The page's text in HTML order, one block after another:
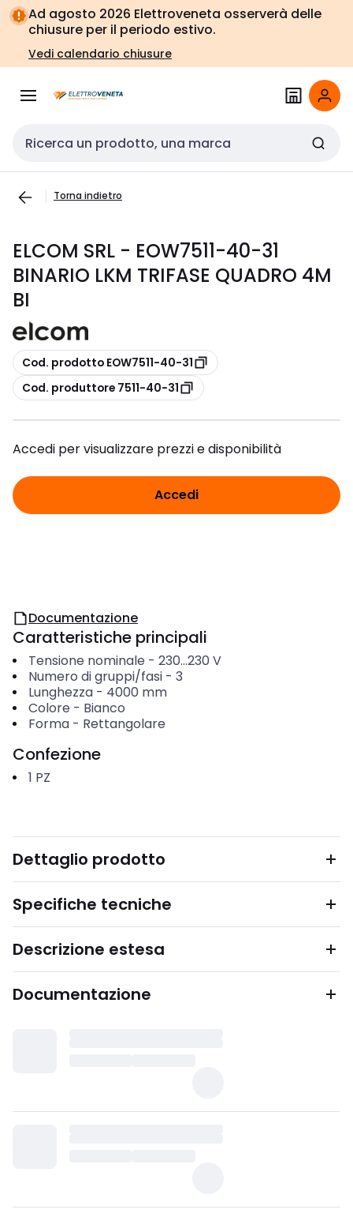
Vai alla
navigazione
Vai
alla
pagina
Ad agosto 2026 Elettroveneta osserverà delle
chiusure per il periodo estivo.
Vedi calendario chiusure
Cerca input
Torna indietro
ELCOM SRL - EOW7511-40-31
BINARIO LKM TRIFASE QUADRO 4M
BI
copia
Cod. prodotto EOW7511-40-31
copia
Cod. produttore 7511-40-31
Accedi per visualizzare prezzi e disponibilità
Accedi
Documentazione
Caratteristiche principali
Tensione nominale - 230...230 V
Numero di gruppi/fasi- 3
Lunghezza- 4000 mm
Colore - Bianco
Forma- Rettangolare
Confezione
1 PZ
Dettaglio prodotto
Specifiche tecniche
Descrizione estesa
Documentazione